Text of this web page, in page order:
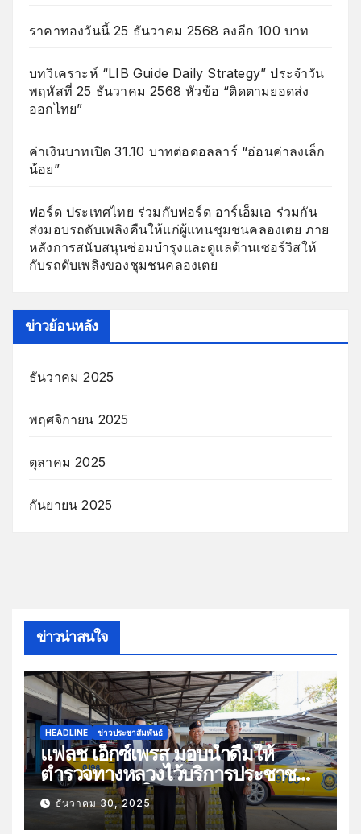
ราคาทองวันนี้ 25 ธันวาคม 2568 ลงอีก 100 บาท
บทวิเคราะห์ “LIB Guide Daily Strategy” ประจำวัน
พฤหัสที่ 25 ธันวาคม 2568 หัวข้อ “ติดตามยอดส่ง
ออกไทย”
ค่าเงินบาทเปิด 31.10 บาทต่อดอลลาร์ “อ่อนค่าลงเล็ก
น้อย”
ฟอร์ด ประเทศไทย ร่วมกับฟอร์ด อาร์เอ็มเอ ร่วมกัน
ส่งมอบรถดับเพลิงคืนให้แก่ผู้แทนชุมชนคลองเตย ภาย
หลังการสนับสนุนซ่อมบำรุงและดูแลด้านเซอร์วิสให้
กับรถดับเพลิงของชุมชนคลองเตย
ข่าวย้อนหลัง
ธันวาคม 2025
พฤศจิกายน 2025
ตุลาคม 2025
กันยายน 2025
ข่าวน่าสนใจ
HEADLINE ข่าวประชาสัมพันธ์
แฟลช เอ็กซ์เพรส มอบน้ำดื่มให้
ตำรวจทางหลวงไว้บริการประชาชน
ช่วงเทศกาลปีใหม่
ธันวาคม 30, 2025